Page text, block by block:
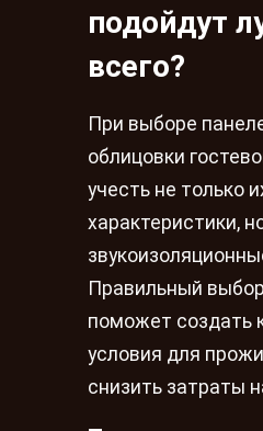
подойдут
всего?
При выборе
облицовки
учесть не только
характеристики,
Правильный
поможет создать
условия для
снизить затраты